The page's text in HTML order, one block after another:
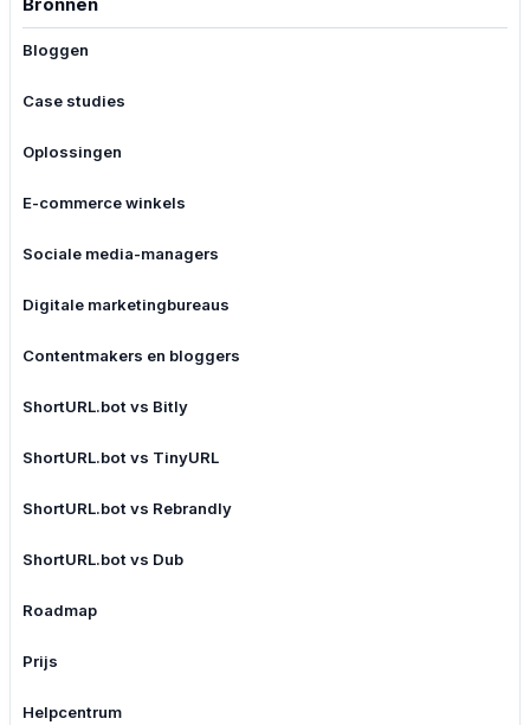
Bloggen
Case studies
Oplossingen
E-commerce winkels
Sociale media-managers
Digitale marketingbureaus
Contentmakers en bloggers
ShortURL.bot vs Bitly
ShortURL.bot vs TinyURL
ShortURL.bot vs Rebrandly
ShortURL.bot vs Dub
Roadmap
Prijs
Helpcentrum